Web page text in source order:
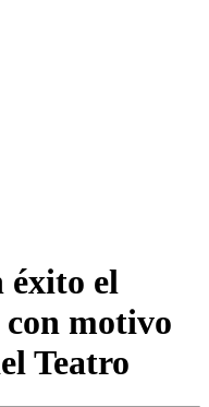
éxito el
motivo
Teatro